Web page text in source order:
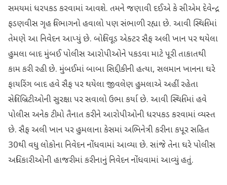
સમયમાં ધરપકડ કરવામાં આવશે. તમને જણાવી દઈએ કે સીએમ દેવેન્દ્ર
ફડણવીસ ગૃહ વિભાગનો હવાલો પણ સંભાળી રહ્યા છે. આવી સ્થિતિમાં
તેમણે આ નિવેદન આપ્યું છે. બોલિવૂડ એક્ટર સૈફ અલી ખાન પર થયેલા
હુમલા બાદ મુંબઈ પોલીસ આરોપીઓને પકડવા માટે પૂરી તાકાતથી
કામ કરી રહી છે. મુંબઈમાં બાબા સિદ્દીકીની હત્યા, સલમાન ખાનના ઘરે
ફાયરિંગ બાદ હવે સૈફ પર થયેલા જીવલેણ હુમલાએ અહીં રહેતા
સેલિબ્રિટીઓની સુરક્ષા પર સવાલો ઉભા કર્યા છે. આવી સ્થિતિમાં હવે
પોલીસ અનેક ટીમો તૈનાત કરીને આરોપીઓની ધરપકડ કરવામાં વ્યસ્ત
છે. સૈફ અલી ખાન પર હુમલાના કેસમાં અભિનેત્રી કરીના કપૂર સહિત
30થી વધુ લોકોના નિવેદન નોંધવામાં આવ્યા છે. સાંજે તેના ઘરે પોલીસ
અધિકારીઓની હાજરીમાં કરીનાનું નિવેદન નોંધવામાં આવ્યું હતું.